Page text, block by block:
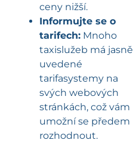
ceny nižší.
Informujte se o
tarifech: Mnoho
taxislužeb má jasně
uvedené
tarifasystemy na
svých webových
stránkách, což vám
umožní se předem
rozhodnout.